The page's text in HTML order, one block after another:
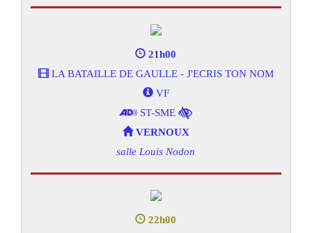
21h00
LA BATAILLE DE GAULLE - J'ECRIS TON NOM
VF
ST-SME
VERNOUX
salle Louis Nodon
22h00